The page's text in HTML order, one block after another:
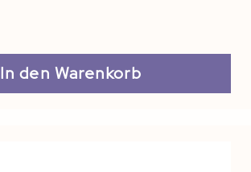
In den Warenkorb